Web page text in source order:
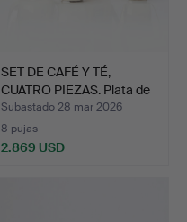
SET DE CAFÉ Y TÉ,
CUATRO PIEZAS. Plata de
…
Subastado 28 mar 2026
8 pujas
2.869 USD